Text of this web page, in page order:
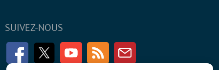
SUIVEZ-NOUS
FacebookTwitter Youtube RSS Newsletter